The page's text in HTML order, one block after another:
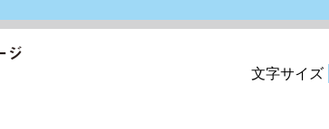
文字サイズ